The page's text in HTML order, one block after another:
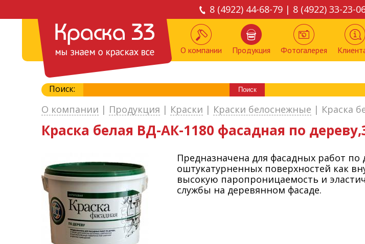
8 (4922) 44-68-79 | 8 (4922) 33-23-
О компании Продукция Фотогалерея
Поиск:
О компании | Продукция | Краски | Краски белоснежные | Краска
Краска белая ВД-АК-1180 фасадная по
Предназначена для фасадных работ
оштукатурненных поверхностей как
высокую паропроницаемость и
службы на деревянном фасаде.